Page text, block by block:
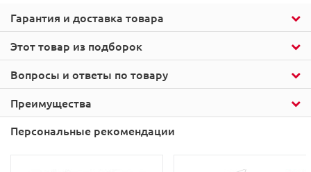
Этот товар из подборок
Гарантия и доставка товара
Вопросы и ответы по товару
Преимущества
Персональные рекомендации